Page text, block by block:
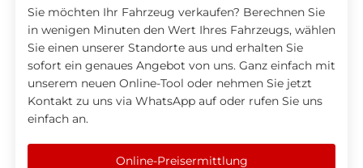
Sie möchten Ihr Fahrzeug verkaufen? Berechnen Sie
in wenigen Minuten den Wert Ihres Fahrzeugs, wählen
Sie einen unserer Standorte aus und erhalten Sie
sofort ein genaues Angebot von uns. Ganz einfach mit
unserem neuen Online-Tool oder nehmen Sie jetzt
Kontakt zu uns via WhatsApp auf oder rufen Sie uns
einfach an.
Online-Preisermittlung